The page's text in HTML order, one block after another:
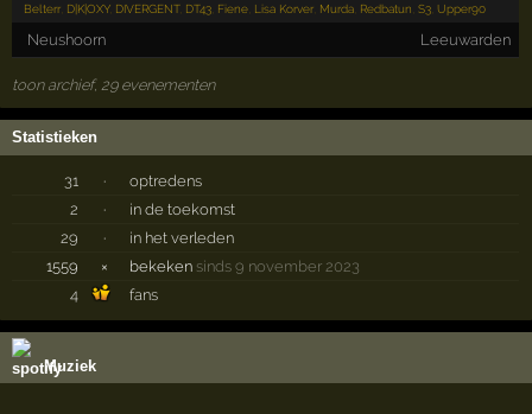
Belterr D|K|OXY, DIVERGENT, DT43 Fiene Lisa Korver Murda Redbatun ,S3 ,Upper90
Neushoorn Leeuwarden
toon archief, 29 evenementen
Statistieken
31 ·
optredens
2
·
in de toekomst
29
·
in het verleden
1559
× bekeken sinds 9 november 2023
4
fans
Muziek